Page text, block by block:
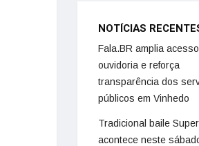
NOTÍCIAS
Fala.BR amplia
ouvidoria e reforça
transparência dos
públicos em Vinhedo
Tradicional baile
acontece neste